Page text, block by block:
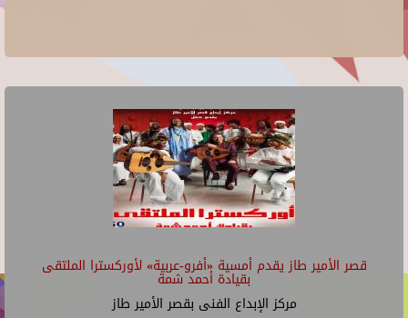
قصر الأمير طاز يقدم أمسية «أفرو-عربية» لأوركسترا الملتقى
بقيادة أحمد شمة
مركز الإبداع الفنى بقصر الأمير طاز